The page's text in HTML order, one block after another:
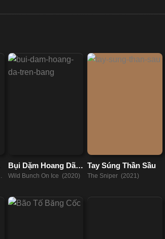
Bụi Dặm Hoang Dã
Trên Băng
Wild Bunch On Ice (2020)
Tay Súng Thần Sầu
The Sniper (2021)